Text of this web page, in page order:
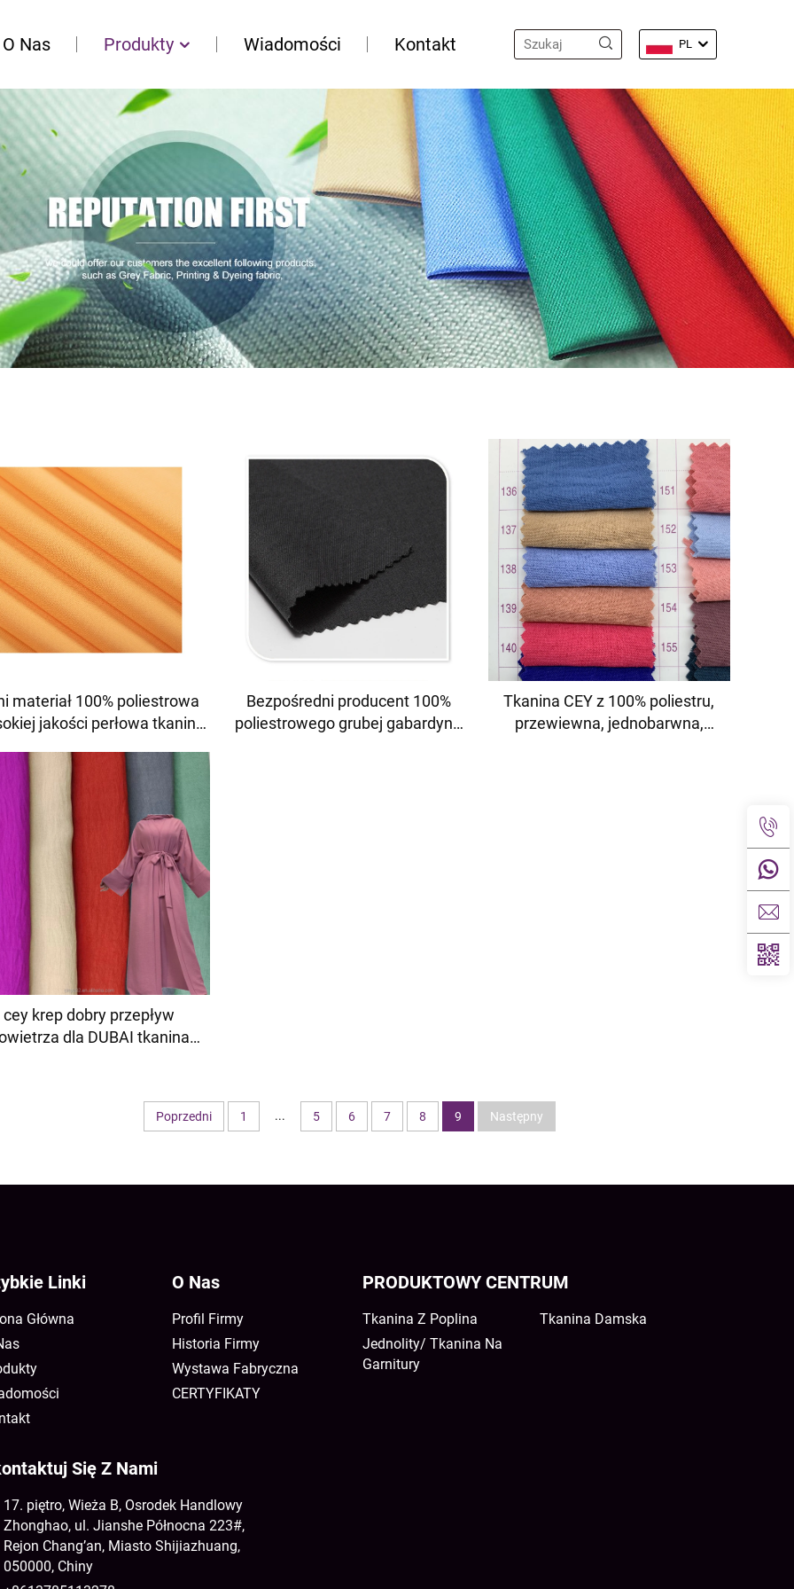
O Nas Produkty Wiadomości Kontakt PL
materiał 100% poliestrowa
jakości perłowa tkanina
Bezpośredni producent 100%
poliestrowego grubej gabardyny,
Tkanina CEY z 100% poliestru,
przewiewna, jednobarwna,
cey krep dobry przepływ
dla DUBAI tkanina
Poprzedni 1 ... 5 6 7 8 9 Następny
Linki
Główna
O Nas
Profil Firmy
Historia Firmy
Wystawa Fabryczna
CERTYFIKATY
PRODUKTOWY CENTRUM
Tkanina Z Poplina
Tkanina Damska
Jednolity/ Tkanina Na
Garnitury
Się Z Nami
17. piętro, Wieża B, Osrodek Handlowy
Zhonghao, ul. Jianshe Północna 223#,
Rejon Chang’an, Miasto Shijiazhuang,
050000, Chiny